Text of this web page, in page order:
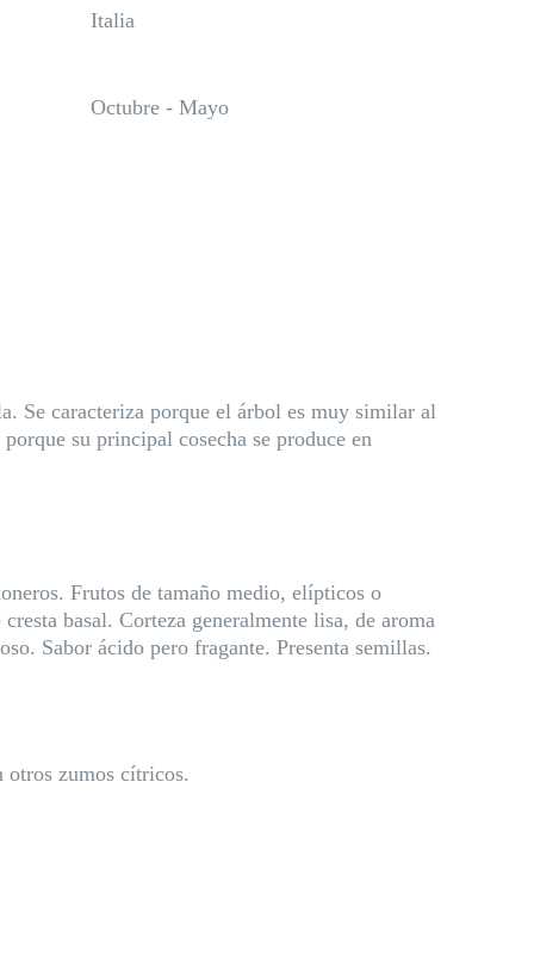
Italia
Octubre - Mayo
Se caracteriza porque el árbol es muy similar al
su principal cosecha se produce en
Frutos de tamaño medio, elípticos o
basal. Corteza generalmente lisa, de aroma
Sabor ácido pero fragante. Presenta semillas.
otros zumos cítricos.